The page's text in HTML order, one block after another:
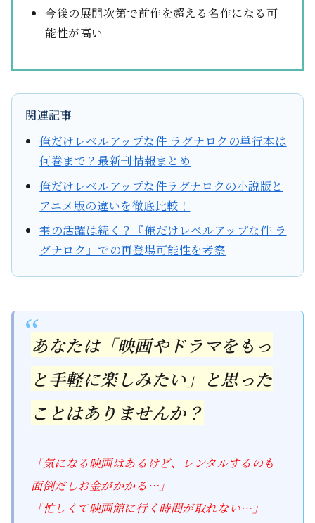
今後の展開次第で前作を超える名作になる可
能性が高い
関連記事
俺だけレベルアップな件 ラグナロクの単行本は
何巻まで？最新刊情報まとめ
俺だけレベルアップな件ラグナロクの小説版と
アニメ版の違いを徹底比較！
雫の活躍は続く？『俺だけレベルアップな件 ラ
グナロク』での再登場可能性を考察
あなたは「映画やドラマをもっ
と手軽に楽しみたい」と思った
ことはありませんか？
「気になる映画はあるけど、レンタルするのも
面倒だしお金がかかる…」
「忙しくて映画館に行く時間が取れない…」